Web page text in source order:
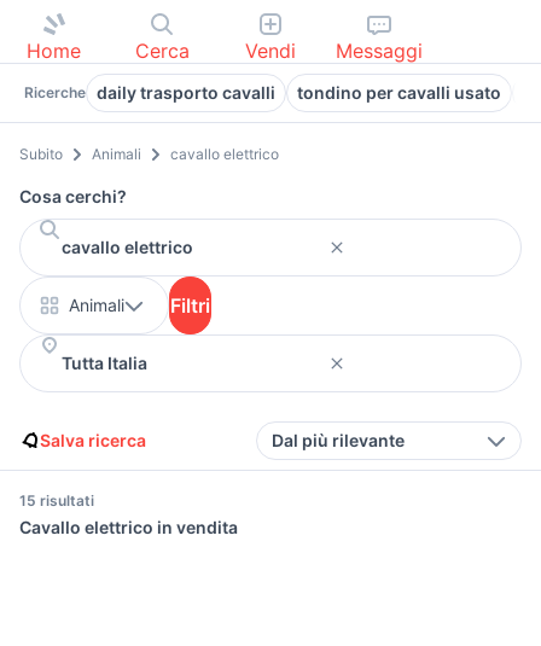
Home Cerca Vendi Messaggi
Ricerche daily trasporto cavalli tondino per cavalli usato
Subito Animali cavallo elettrico
Cosa cerchi?
Animali Filtri
Salva ricerca Dal più rilevante
15 risultati
Cavallo elettrico in vendita